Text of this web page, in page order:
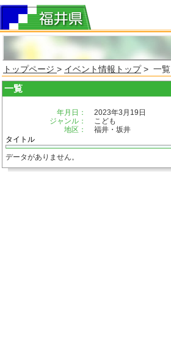
トップページ > イベント情報トップ> 一覧
一覧
年月日：
2023年3月19日
ジャンル：
こども
地区：
福井・坂井
タイトル
データがありません。